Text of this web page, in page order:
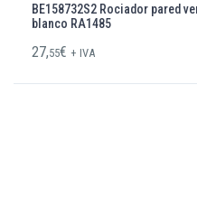
BE158732S2 Rociador pared
blanco RA1485
27,55€ + IVA